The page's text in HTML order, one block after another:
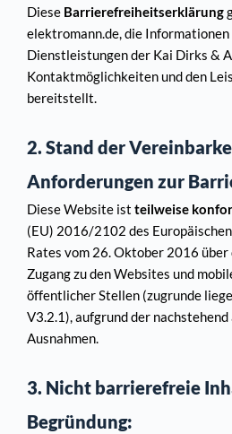
Diese Barrierefreiheitserklärung
elektromann.de, die Informationen
Dienstleistungen der Kai Dirks &
Kontaktmöglichkeiten und den
bereitstellt.
2. Stand der
Anforderungen zur
Diese Website ist teilweise
(EU) 2016/2102 des
Rates vom 26. Oktober 2016
Zugang zu den Websites und
öffentlicher Stellen (zugrunde
V3.2.1), aufgrund der
Ausnahmen.
3. Nicht barrierefreie
Begründung: